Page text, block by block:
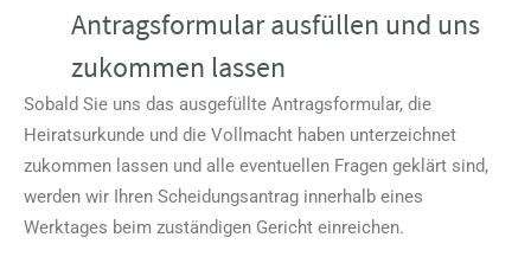
Antragsformular ausfüllen und uns
zukommen lassen
Sobald Sie uns das ausgefüllte Antragsformular, die
Heiratsurkunde und die Vollmacht haben unterzeichnet
zukommen lassen und alle eventuellen Fragen geklärt sind,
werden wir Ihren Scheidungsantrag innerhalb eines
Werktages beim zuständigen Gericht einreichen.